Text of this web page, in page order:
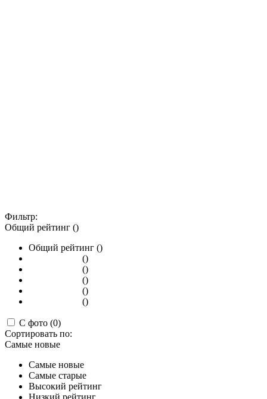
Фильтр:
Общий рейтинг ()
Общий рейтинг ()
()
()
()
()
()
С фото (0)
Сортировать по:
Самые новые
Самые новые
Самые старые
Высокий рейтинг
Низкий рейтинг